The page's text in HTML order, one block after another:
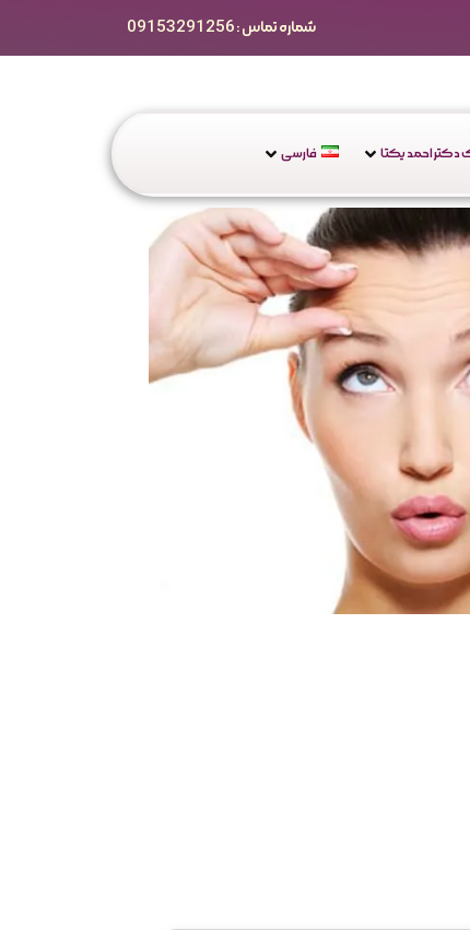
شماره تماس : 09153291256
دکتر احمد یکتا فارسی